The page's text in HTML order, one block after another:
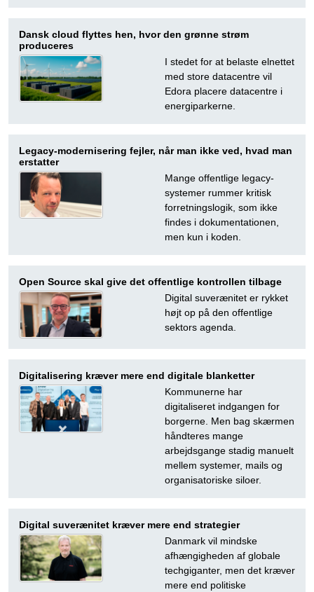
Dansk cloud flyttes hen, hvor den grønne strøm
produceres
I stedet for at belaste elnettet
med store datacentre vil
Edora placere datacentre i
energiparkerne.
Legacy-modernisering fejler, når man ikke ved, hvad man
erstatter
Mange offentlige legacy-
systemer rummer kritisk
forretningslogik, som ikke
findes i dokumentationen,
men kun i koden.
Open Source skal give det offentlige kontrollen tilbage
Digital suverænitet er rykket
højt op på den offentlige
sektors agenda.
Digitalisering kræver mere end digitale blanketter
Kommunerne har
digitaliseret indgangen for
borgerne. Men bag skærmen
håndteres mange
arbejdsgange stadig manuelt
mellem systemer, mails og
organisatoriske siloer.
Digital suverænitet kræver mere end strategier
Danmark vil mindske
afhængigheden af globale
techgiganter, men det kræver
mere end politiske